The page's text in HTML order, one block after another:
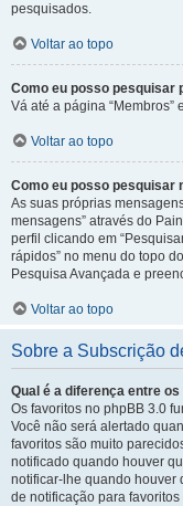
pesquisados.
Voltar ao topo
Como eu posso pesquisar
Vá até a página “Membros”
Voltar ao topo
Como eu posso pesquisar
As suas próprias
mensagens” através do
perfil clicando em
rápidos” no menu do topo
Pesquisa Avançada e
Voltar ao topo
Sobre a Subscrição
Qual é a diferença entre
Os favoritos no phpBB 3.0
Você não será alertado
favoritos são muito
notificado quando houver
notificar-lhe quando houver
de notificação para